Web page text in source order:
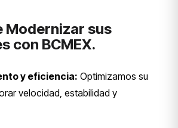
Modernizar sus
con BCMEX.
y eficiencia: Optimizamos su
velocidad, estabilidad y